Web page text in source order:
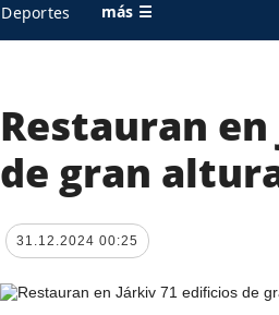
Deportes más ☰
AGENCIA
sobre la
contacto
servicios
Restauran
de gran
31.12.2024 00:25